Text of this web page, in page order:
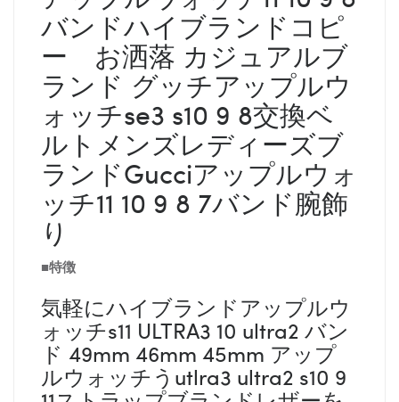
バンドハイブランドコピ
ー お洒落 カジュアルブ
ランド グッチアップルウ
ォッチse3 s10 9 8交換ベ
ルトメンズレディーズブ
ランドGucciアップルウォ
ッチ11 10 9 8 7バンド腕飾
り
■特徴
気軽にハイブランドアップルウ
ォッチs11 ULTRA3 10 ultra2 バン
ド 49mm 46mm 45mm アップ
ルウォッチうutlra3 ultra2 s10 9